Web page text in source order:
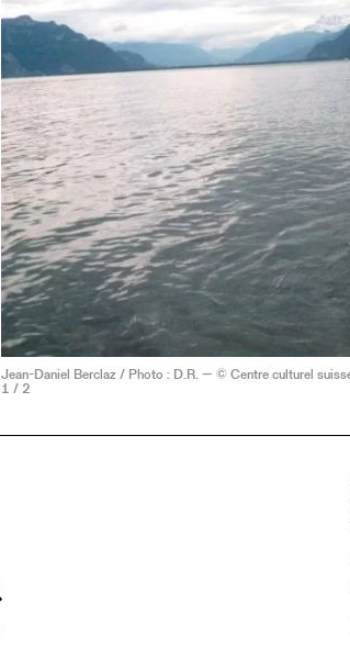
Jean-Daniel Berclaz / Photo : D.R. — © Centre culturel
1 / 2